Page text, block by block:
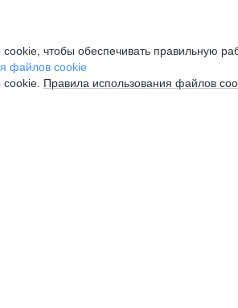
чтобы обеспечивать правильную
файлов cookie
Правила использования файлов